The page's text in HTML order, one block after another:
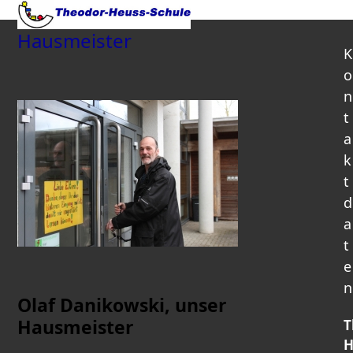
Skip
content
Open
mobile
Close
mobile
Hausmeister
Olaf Danikowski, unser
Hausmeister
K
o
n
t
a
k
t
d
a
t
e
n